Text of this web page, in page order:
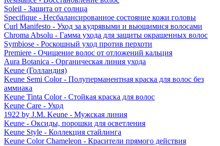
Soleil - Защита от солнца
Specifique - Несбалансированное состояние кожи головы
Curl Manifesto - Уход за кудрявыми и вьющимися волосами
Chroma Absolu - Гамма ухода для защиты окрашенных волос
Symbiose - Роскошный уход против перхоти
Premiere - Очищение волос от отложений кальция
Aura Botanica - Органическая линия ухода
Keune (Голландия)
Keune Semi Color - Полуперманентная краска для волос без
аммиака
Keune Tinta Color - Стойкая краска для волос
Keune Care - Уход
1922 by J.M. Keune - Мужская линия
Keune - Оксиды, порошки для осветления
Keune Style - Коллекция стайлинга
Keune Color Chameleon - Красители прямого действия